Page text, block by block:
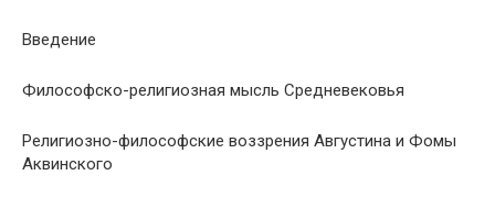
Введение
Философско-религиозная мысль Средневековья
Религиозно-философские воззрения Августина и Фомы
Аквинского